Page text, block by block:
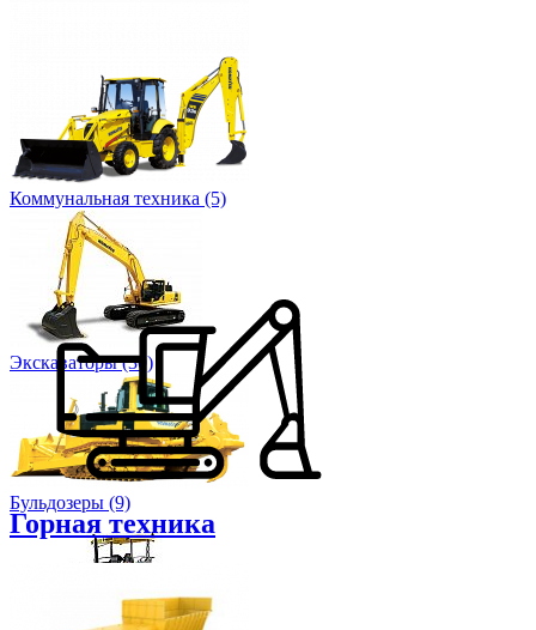
Коммунальная техника (5)
Экскаваторы (30)
Бульдозеры (9)
Горная техника